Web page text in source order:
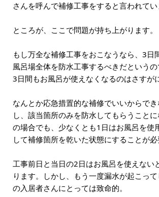
さんを呼んで補修工事をすると言われてい
ところが、ここで問題が持ち上がります。
もし万全な補修工事をおこなうなら、3日
風呂場全体を防水工事するべきだというの
3日間もお風呂が使えなくなるのはさすが
なんとか応急措置的な補修でいいからで
し、該当箇所のみを防水してもらうこと
の場合でも、少なくとも1日はお風呂を使
して補修箇所を乾いた状態にすることが必
工事前日と当日の2日はお風呂を使えない
ります。しかし、もう一度漏水が起こっ
の入居者さんにとっては致命的。